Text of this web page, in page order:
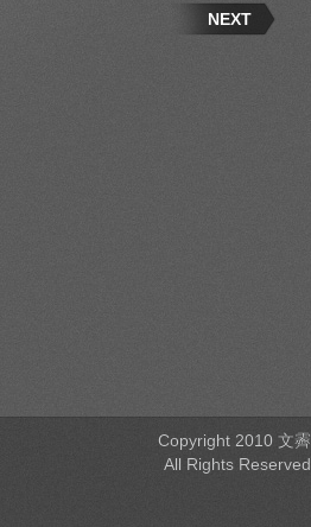
NEXT
Copyright 2010 文霽
All Rights Reserved